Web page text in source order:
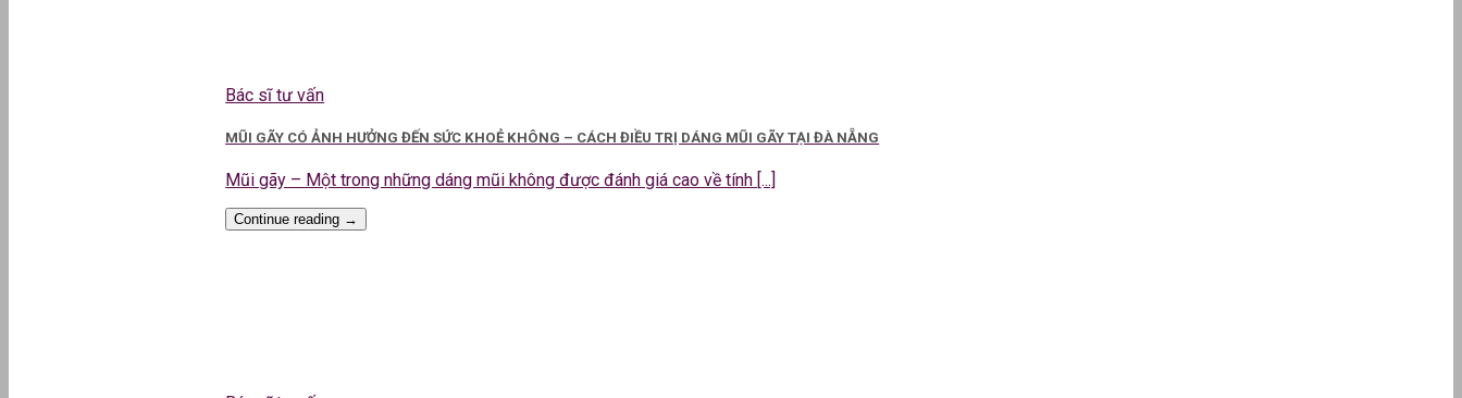
Bác sĩ tư vấn
MŨI GÃY CÓ ẢNH HƯỞNG ĐẾN SỨC KHOẺ KHÔNG – CÁCH ĐIỀU TRỊ DÁNG MŨI GÃY TẠI ĐÀ NẴNG
Mũi gãy – Một trong những dáng mũi không được đánh giá cao về tính [...]
Continue reading →